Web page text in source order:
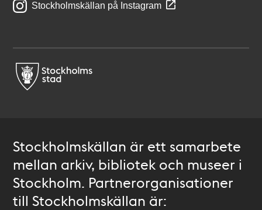
Stockholmskällan på Instagram
Stockholmskällan är ett samarbete
mellan arkiv, bibliotek och museer i
Stockholm. Partnerorganisationer
till Stockholmskällan är: